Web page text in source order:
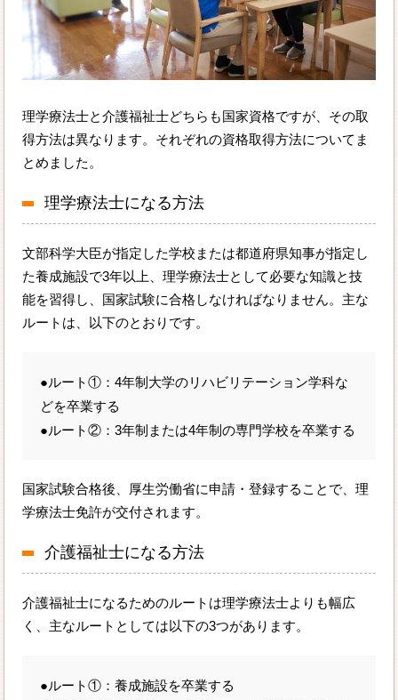
理学療法士と介護福祉士どちらも国家資格ですが、その取
得方法は異なります。それぞれの資格取得方法についてま
とめました。
理学療法士になる方法
文部科学大臣が指定した学校または都道府県知事が指定し
た養成施設で3年以上、理学療法士として必要な知識と技
能を習得し、国家試験に合格しなければなりません。主な
ルートは、以下のとおりです。
●ルート①：4年制大学のリハビリテーション学科な
どを卒業する
●ルート②：3年制または4年制の専門学校を卒業する
国家試験合格後、厚生労働省に申請・登録することで、理
学療法士免許が交付されます。
介護福祉士になる方法
介護福祉士になるためのルートは理学療法士よりも幅広
く、主なルートとしては以下の3つがあります。
●ルート①：養成施設を卒業する